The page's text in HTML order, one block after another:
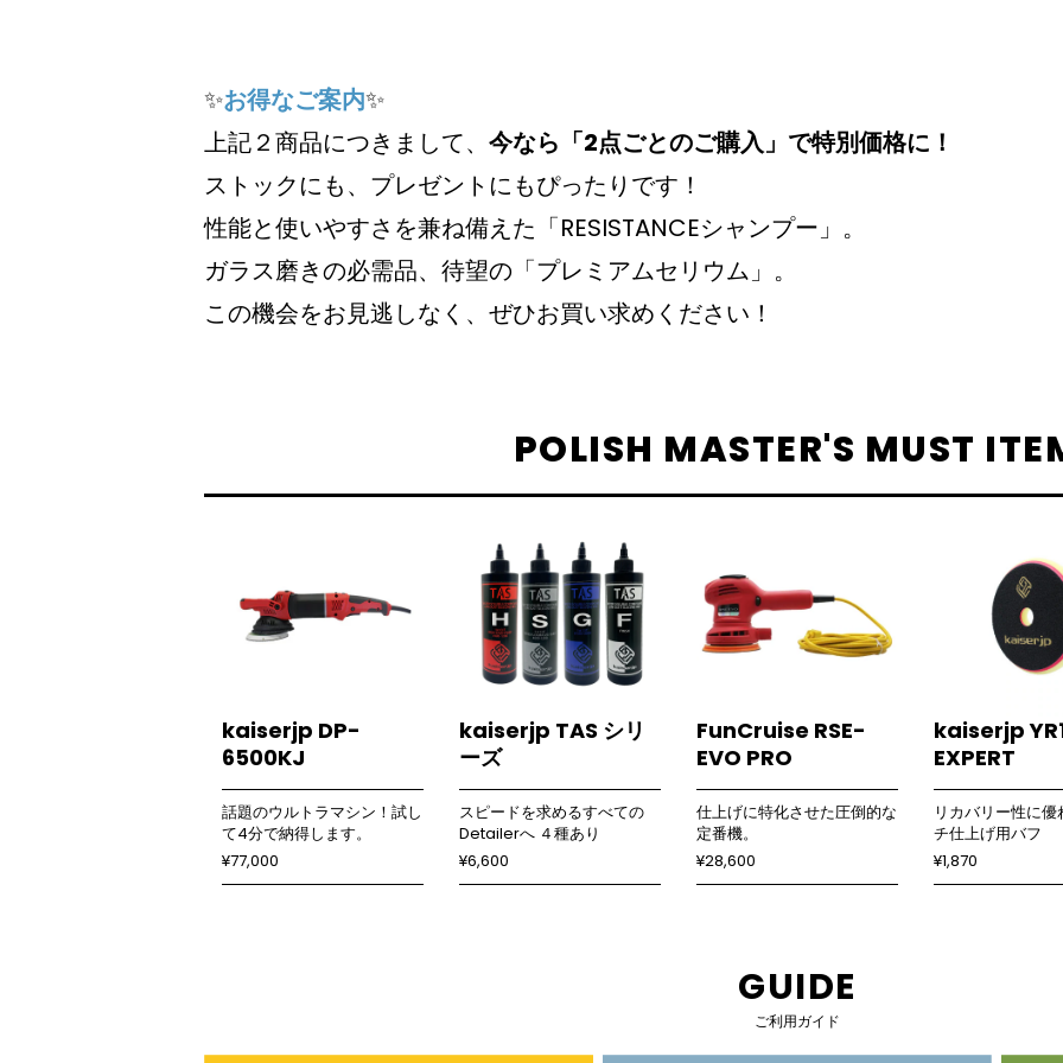
✨お得なご案内✨
上記２商品につきまして、 今なら「2点ごとのご購入」で特別価格に！
ストックにも、プレゼントにもぴったりです！
性能と使いやすさを兼ね備えた「RESISTANCEシャンプー」。
ガラス磨きの必需品、待望の「プレミアムセリウム」。
この機会をお見逃しなく、ぜひお買い求めください！
POLISH MASTER'S MUST
kaiserjp DP-
6500KJ
話題のウルトラマシン！試し
て4分で納得します。
¥77,000
kaiserjp TAS シリ
ーズ
スピードを求めるすべての
Detailerへ ４種あり
¥6,600
FunCruise RSE-
EVO PRO
仕上げに特化させた圧倒的な
定番機。
¥28,600
kaiserjp
EXPERT
リカバリー性に
チ仕上げ用バフ
¥1,870
GUIDE
ご利用ガイド